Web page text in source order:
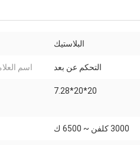
البلاستيك
التحكم عن بعد اسم
20*20*7.28
3000 كلفن ~ 6500 ك